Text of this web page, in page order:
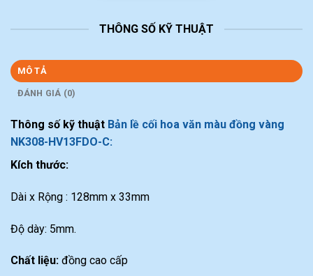
THÔNG SỐ KỸ THUẬT
MÔ TẢ
ĐÁNH GIÁ (0)
Thông số kỹ thuật Bản lề cối hoa văn màu đồng vàng
NK308-HV13FDO-C:
Kích thước:
Dài x Rộng : 128mm x 33mm
Độ dày: 5mm.
Chất liệu: đồng cao cấp